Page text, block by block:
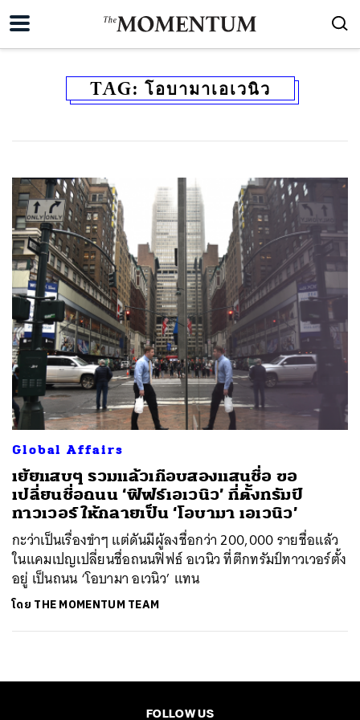
TAG: โอบามาเอเวนิว
Global Affairs
เย้ยแสบๆ รวมแล้วเกือบสองแสนชื่อ ขอ
เปลี่ยนชื่อถนน ‘ฟิฟธ์เอเวนิว’ ที่ตั้งทรัมป์
ทาวเวอร์ ให้กลายเป็น ‘โอบามา เอเวนิว’
กะว่าเป็นเรื่องขำๆ แต่ดันมีผู้ลงชื่อกว่า 200,000 รายชื่อแล้ว
ในแคมเปญเปลี่ยนชื่อถนนฟิฟธ์ อเวนิว ที่ตึกทรัมป์ทาวเวอร์ตั้ง
อยู่ เป็นถนน ‘โอบามา อเวนิว’ แทน
โดย THE MOMENTUM TEAM
FOLLOW US
ค้นหา
SHARE TWEET LINE EMAIL